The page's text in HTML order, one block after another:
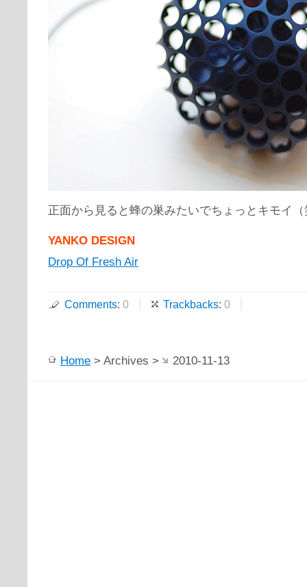
正面から見ると蜂の巣みたいでちょっとキモイ（
YANKO DESIGN
Drop Of Fresh Air
Comments: 0 Trackbacks: 0
Home > Archives > 2010-11-13